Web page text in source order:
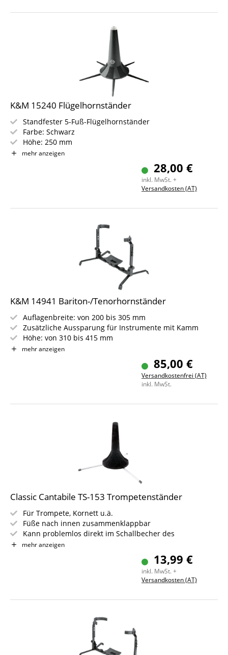
K&M 15240 Flügelhornständer
Standfester 5-Fuß-Flügelhornständer
Farbe: Schwarz
Höhe: 250 mm
Gewicht: 0,4 kg
mehr anzeigen
28,00 €
inkl. MwSt. +
Versandkosten (AT)
K&M 14941 Bariton-/Tenorhornständer
Auflagenbreite: von 200 bis 305 mm
Zusätzliche Aussparung für Instrumente mit Kamm
Höhe: von 310 bis 415 mm
Passend für alle alle Bariton-, Tenorhorn- und
mehr anzeigen
85,00 €
Versandkostenfrei (AT)
inkl. MwSt.
Classic Cantabile TS-153 Trompetenständer
Für Trompete, Kornett u.ä.
Füße nach innen zusammenklappbar
Kann problemlos direkt im Schallbecher des
Instruments im Koffer verstaut werden
Hochgradig standfest, dabei sehr leicht
Instrumentenaufnahme mit weichem Materialbezug
mehr anzeigen
13,99 €
inkl. MwSt. +
Versandkosten (AT)